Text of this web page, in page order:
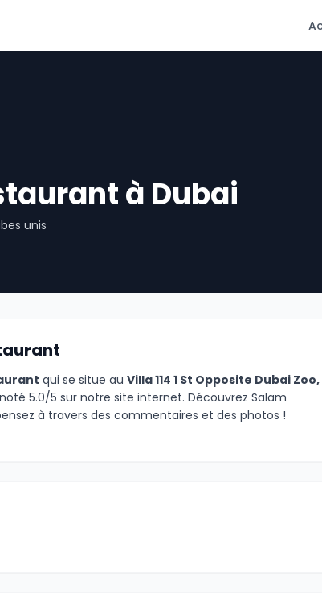
à Dubai
unis
qui se situe au Villa 114 1 St Opposite Dubai Zoo,
5.0/5 sur notre site internet. Découvrez Salam
à travers des commentaires et des photos !